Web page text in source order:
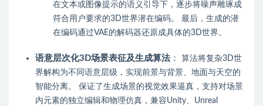
在文本或图像提示的语义引导下，逐步将噪声雕琢成
符合用户要求的3D世界潜在编码。
最后，生成的潜
在编码通过VAE的解码器还原成具体的3D世界。
语意层次化3D场景表征及生成算法： 算法将复杂3D世
界解构为不同语意层级，实现前景与背景、地面与天空的
智能分离。
保证了生成场景的视觉效果逼真，支持对场景
内元素的独立编辑和物理仿真，兼容Unity、Unreal